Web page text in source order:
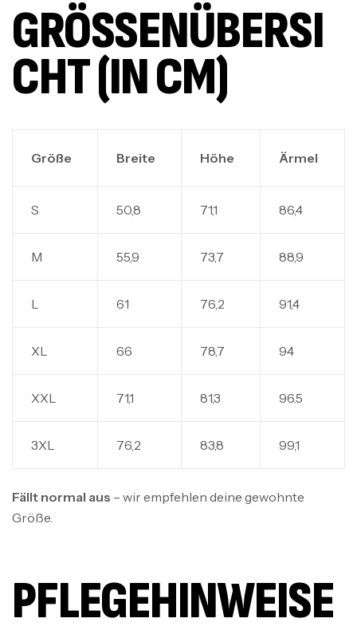
GRÖSSENÜBERSIC
HT (IN CM)
Größe Breite Höhe Ärmel
S 50,8 71,1 86,4
M 55,9 73,7 88,9
L 61 76,2 91,4
XL 66 78,7 94
XXL 71,1 81,3 96.5
3XL 76,2 83,8 99,1
Fällt normal aus – wir empfehlen deine gewohnte
Größe.
PFLEGEHINWEISE